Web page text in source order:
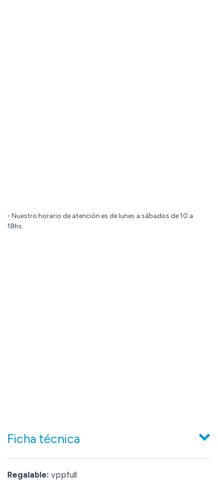
- Nuestro horario de atención es de lunes a sábados de 10 a
18hs.
Ficha técnica
Regalable: vppfull